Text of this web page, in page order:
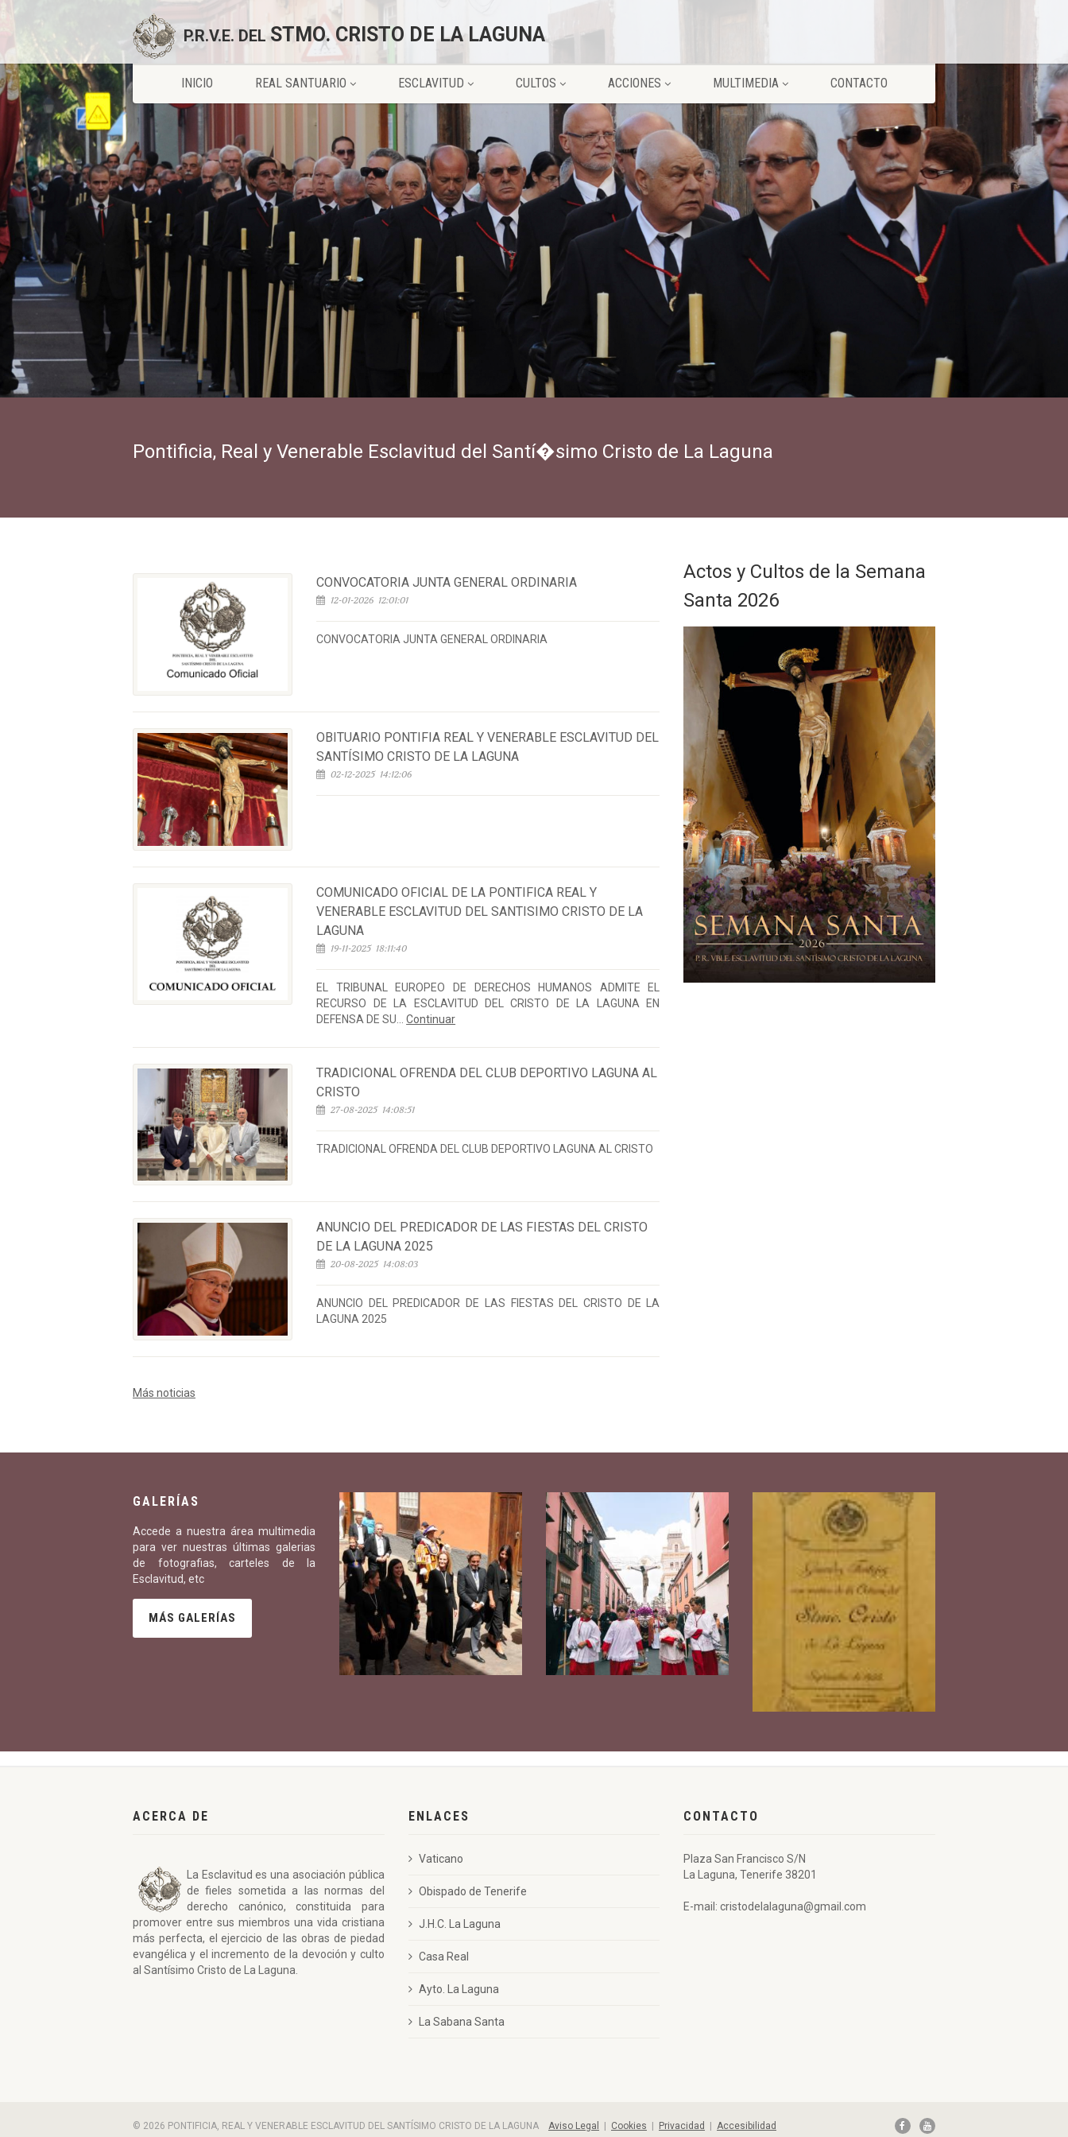
P.R.V.E. DELSTMO. CRISTO DE LA LAGUNA
INICIO REAL SANTUARIO ESCLAVITUD CULTOS ACCIONES MULTIMEDIA CONTACTO
Pontificia, Real y Venerable Esclavitud del Santí�simo Cristo de La Laguna
CONVOCATORIA JUNTA GENERAL ORDINARIA
12-01-2026 12:01:01
CONVOCATORIA JUNTA GENERAL ORDINARIA
OBITUARIO PONTIFIA REAL Y VENERABLE ESCLAVITUD DEL
SANTÍSIMO CRISTO DE LA LAGUNA
02-12-2025 14:12:06
COMUNICADO OFICIAL DE LA PONTIFICA REAL Y
VENERABLE ESCLAVITUD DEL SANTISIMO CRISTO DE LA
LAGUNA
19-11-2025 18:11:40
EL TRIBUNAL EUROPEO DE DERECHOS HUMANOS ADMITE EL
RECURSO DE LA ESCLAVITUD DEL CRISTO DE LA LAGUNA EN
DEFENSA DE SU...Continuar
TRADICIONAL OFRENDA DEL CLUB DEPORTIVO LAGUNA AL
CRISTO
27-08-2025 14:08:51
TRADICIONAL OFRENDA DEL CLUB DEPORTIVO LAGUNA AL CRISTO
ANUNCIO DEL PREDICADOR DE LAS FIESTAS DEL CRISTO
DE LA LAGUNA 2025
20-08-2025 14:08:03
ANUNCIO DEL PREDICADOR DE LAS FIESTAS DEL CRISTO DE LA
LAGUNA 2025
Más noticias
Actos y Cultos de la Semana
Santa 2026
GALERÍAS
Accede a nuestra área multimedia
para ver nuestras últimas galerias
de fotografias, carteles de la
Esclavitud, etc
MÁS GALERÍAS
ACERCA DE
La Esclavitud es una asociación pública
de fieles sometida a las normas del
derecho canónico, constituida para
promover entre sus miembros una vida cristiana
más perfecta, el ejercicio de las obras de piedad
evangélica y el incremento de la devoción y culto
al Santísimo Cristo de La Laguna.
ENLACES
Vaticano
Obispado de Tenerife
J.H.C. La Laguna
Casa Real
Ayto. La Laguna
La Sabana Santa
CONTACTO
Plaza San Francisco S/N
La Laguna, Tenerife 38201
E-mail: cristodelalaguna@gmail.com
© 2026 PONTIFICIA, REAL Y VENERABLE ESCLAVITUD DEL SANTÍSIMO CRISTO DE LA LAGUNA Aviso Legal Cookies Privacidad Accesibilidad